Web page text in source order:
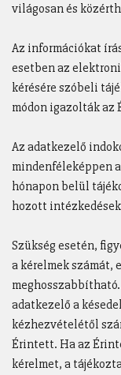
világosan és
Az információkat
esetben az
kérésére szóbeli
módon igazolták az
Az adatkezelő
mindenféleképpen
hónapon belül
hozott
Szükség esetén,
a kérelmek számát,
adatkezelő a
kézhezvételétől
Érintett. Ha az
kérelmet, a